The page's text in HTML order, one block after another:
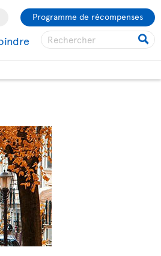
Programme de récompenses